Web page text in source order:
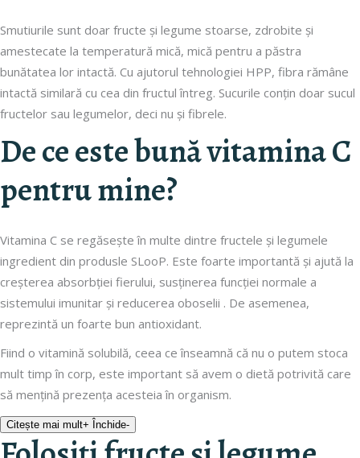
Smutiurile sunt doar fructe și legume stoarse, zdrobite și
amestecate la temperatură mică, mică pentru a păstra
bunătatea lor intactă. Cu ajutorul tehnologiei HPP, fibra rămâne
intactă similară cu cea din fructul întreg. Sucurile conțin doar sucul
fructelor sau legumelor, deci nu și fibrele.
De ce este bună vitamina C
pentru mine?
Vitamina C se regăsește în multe dintre fructele și legumele
ingredient din produsle SLooP. Este foarte importantă și ajută la
creșterea absorbției fierului, susținerea funcției normale a
sistemului imunitar și reducerea oboselii . De asemenea,
reprezintă un foarte bun antioxidant.
Fiind o vitamină solubilă, ceea ce înseamnă că nu o putem stoca
mult timp în corp, este important să avem o dietă potrivită care
să mențină prezența acesteia în organism.
Citește mai mult+ Închide-